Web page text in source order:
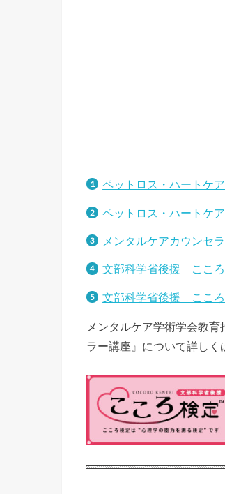
ペットロス・ハートケ
ペットロス・ハートケ
メンタルケアカウンセ
文部科学省後援 ここ
文部科学省後援 ここ
メンタルケア学術学会教
ラー講座』について詳しく